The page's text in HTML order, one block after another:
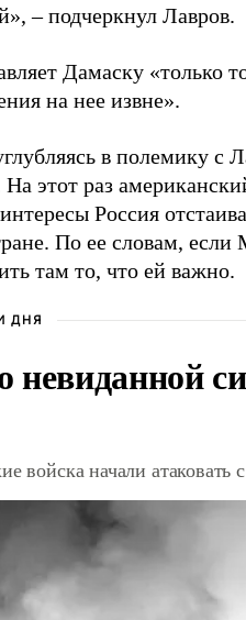
– подчеркнул Лавров.
Дамаску «только
на нее извне».
в полемику с
На этот раз
Россия
По ее словам,
там то, что ей важно.
ДНЯ
войска начали